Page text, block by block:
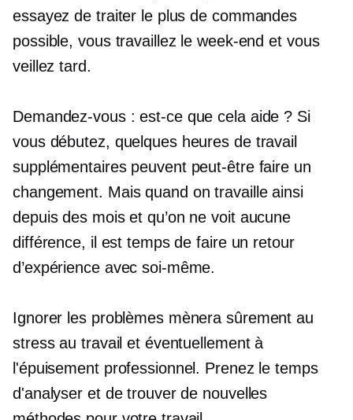
essayez de traiter le plus de commandes
possible, vous travaillez le week-end et vous
veillez tard.
Demandez-vous : est-ce que cela aide ? Si
vous débutez, quelques heures de travail
supplémentaires peuvent peut-être faire un
changement. Mais quand on travaille ainsi
depuis des mois et qu’on ne voit aucune
différence, il est temps de faire un retour
d’expérience avec soi-même.
Ignorer les problèmes mènera sûrement au
stress au travail et éventuellement à
l'épuisement professionnel. Prenez le temps
d'analyser et de trouver de nouvelles